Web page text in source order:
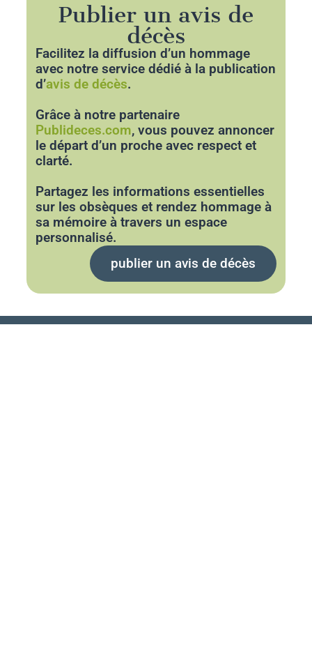
Publier un avis de
décès
Facilitez la diffusion d’un hommage
avec notre service dédié à la publication
d’avis de décès.
Grâce à notre partenaire
Publideces.com, vous pouvez annoncer
le départ d’un proche avec respect et
clarté.
Partagez les informations essentielles
sur les obsèques et rendez hommage à
sa mémoire à travers un espace
personnalisé.
publier un avis de décès